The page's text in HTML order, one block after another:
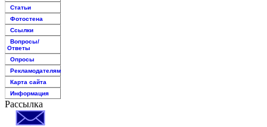
Статьи
Фотостена
Ссылки
Вопросы/
Ответы
Опросы
Рекламодателям
Карта сайта
Информация
Рассылка